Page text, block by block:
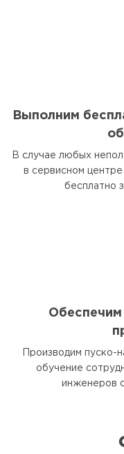
Выполним
В случае любых
в сервисном
бесплатно
Обеспечим
Производим пуско-
обучение
инженеров с